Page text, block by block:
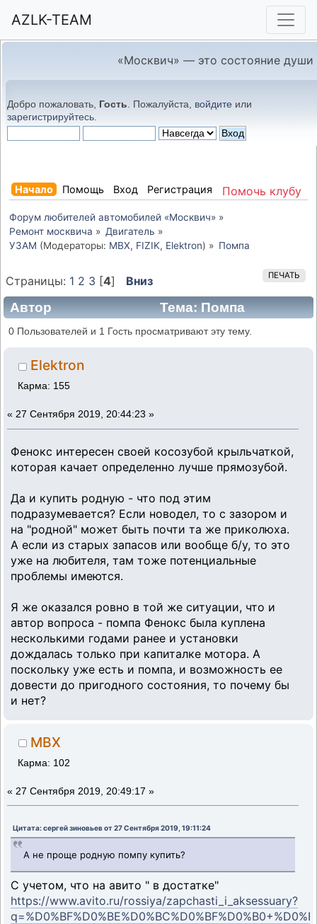
AZLK-TEAM
«Москвич» — это состояние души
Добро пожаловать, Гость . Пожалуйста, войдите или
зарегистрируйтесь
Помочь клубу
Начало Помощь Вход Регистрация
Форум любителей автомобилей «Москвич» »
Ремонт москвича » Двигатель »
УЗАМ (Модераторы: MBX, FIZIK, Elektron) » Помпа
ПЕЧАТЬ
Страницы: 1 2 3 [4] Вниз
Автор
Тема: Помпа
(Прочитано 89166 раз)
0 Пользователей и 1 Гость просматривают эту тему.
Elektron
Карма: 155
« 27 Сентября 2019, 20:44:23 »
Фенокс интересен своей косозубой крыльчаткой,
которая качает определенно лучше прямозубой.
Да и купить родную - что под этим
подразумевается? Если новодел, то с зазором и
на "родной" может быть почти та же приколюха.
А если из старых запасов или вообще б/у, то это
уже на любителя, там тоже потенциальные
проблемы имеются.
Я же оказался ровно в той же ситуации, что и
автор вопроса - помпа Фенокс была куплена
несколькими годами ранее и установки
дождалась только при капиталке мотора. А
поскольку уже есть и помпа, и возможность ее
довести до пригодного состояния, то почему бы
и нет?
MBX
Карма: 102
« 27 Сентября 2019, 20:49:17 »
Цитата: сергей зиновьев от 27 Сентября 2019, 19:11:24
А не проще родную помпу купить?
С учетом, что на авито " в достатке"
https://www.avito.ru/rossiya/zapchasti_i_aksessuary?